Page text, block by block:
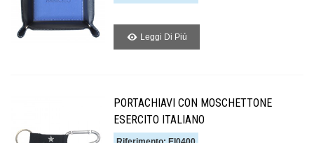
Leggi Di Piú
PORTACHIAVI CON MOSCHETTONE
ESERCITO ITALIANO